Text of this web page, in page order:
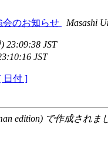
会のお知らせ Masashi
23:09:38 JST
JST
日付 ]
edition) で作成されま